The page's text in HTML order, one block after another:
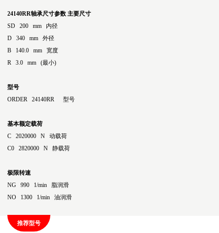
24140RR轴承尺寸参数 主要尺寸
SD 200 mm 内径
D 340 mm 外径
B 140.0 mm 宽度
R 3.0 mm (最小)
型号
ORDER 24140RR 型号
基本额定载荷
C 2020000 N 动载荷
C0 2820000 N 静载荷
极限转速
NG 990 1/min 脂润滑
NO 1300 1/min 油润滑
推荐型号